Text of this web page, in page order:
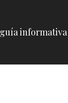
guía informativa